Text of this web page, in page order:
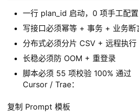
一行 plan_id 启动，0 项手工配置
写接口必须幂等 + 事务 + 业务断
分布式必须分片 CSV + 远程执
长稳必须防 OOM + 重登录
脚本必须 55 项校验 100% 通过
Cursor / Trae：
复制 Prompt 模板